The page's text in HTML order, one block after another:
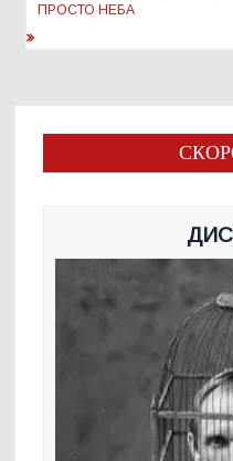
ПРОСТО НЕБА